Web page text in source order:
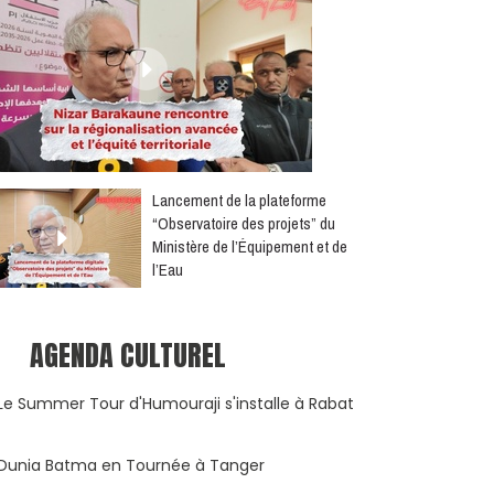
​Lancement de la plateforme
“Observatoire des projets” du
Ministère de l’Équipement et de
l’Eau
AGENDA CULTUREL
Summer Tour d'Humouraji s'installe à Rabat
Batma en Tournée à Tanger